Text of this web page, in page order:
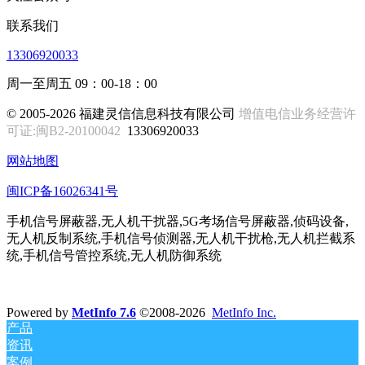
联系我们
13306920033
周一至周五 09：00-18：00
© 2005-2026 福建灵信信息科技有限公司 增值电信业务经营许
可证:闽B2-20100042 13306920033
网站地图
闽ICP备16026341号
手机信号屏蔽器,无人机干扰器,5G考场信号屏蔽器,侦码设备,
无人机反制系统,手机信号侦测器,无人机干扰枪,无人机拦截系
统,手机信号管控系统,无人机防御系统
Powered by MetInfo 7.6 ©2008-2026 MetInfo Inc.
产品
资讯